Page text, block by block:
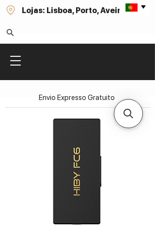
Lojas: Lisboa, Porto, Aveiro
Envio Expresso Gratuito